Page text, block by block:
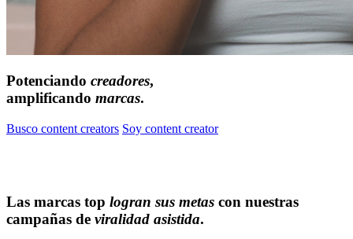
Potenciando creadores,
amplificando marcas.
Busco content creators Soy content creator
Las marcas top logran sus metas con nuestras
campañas de viralidad asistida.